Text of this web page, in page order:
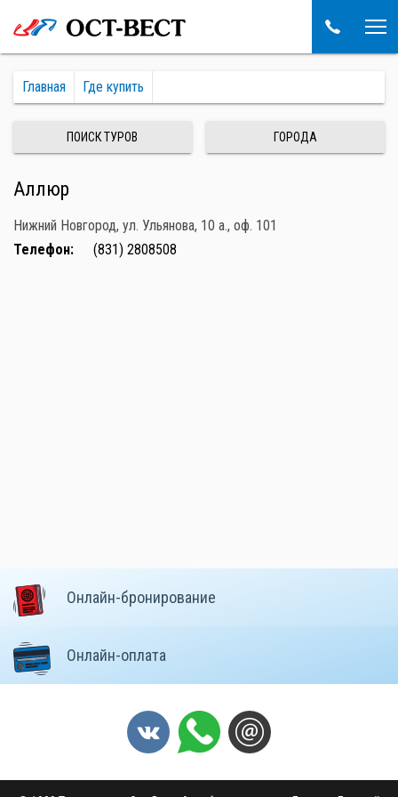
Главная Где купить
ПОИСК ТУРОВ ГОРОДА
Аллюр
Нижний Новгород, ул. Ульянова, 10 а., оф. 101
Телефон:
(831) 2808508
Онлайн-бронирование
Онлайн-оплата